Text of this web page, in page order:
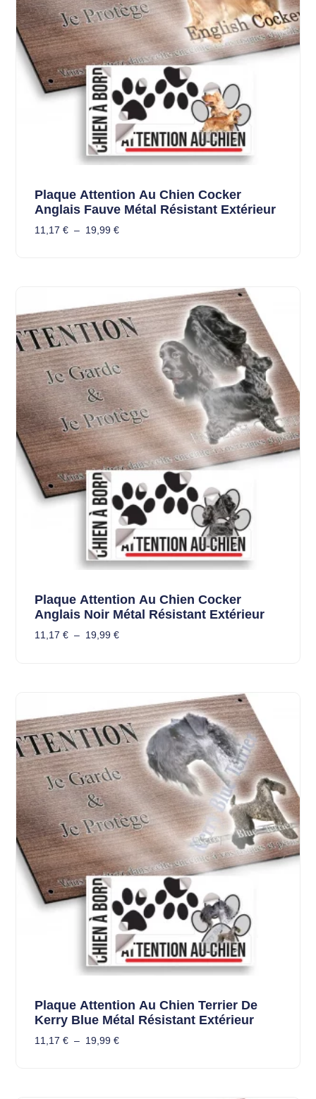
Plaque Attention Au Chien Cocker
Anglais Fauve Métal Résistant Extérieur
11,17 € – 19,99 €
Plaque Attention Au Chien Cocker
Anglais Noir Métal Résistant Extérieur
11,17 € – 19,99 €
Plaque Attention Au Chien Terrier De
Kerry Blue Métal Résistant Extérieur
11,17 € – 19,99 €